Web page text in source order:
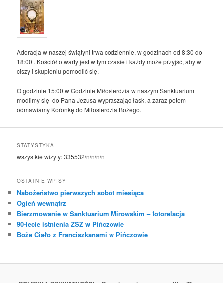
Adoracja w naszej świątyni trwa codziennie, w godzinach od 8:30 do
18:00 . Kościół otwarty jest w tym czasie i każdy może przyjść, aby w
ciszy i skupieniu pomodlić się.
O godzinie 15:00 w Godzinie Miłosierdzia w naszym Sanktuarium
modlimy się do Pana Jezusa wypraszając łask, a zaraz potem
odmawiamy Koronkę do Miłosierdzia Bożego.
STATYSTYKA
wszystkie wizyty:335532\n\n\n\n
OSTATNIE WPISY
Nabożeństwo pierwszych sobót miesiąca
Ogień wewnątrz
Bierzmowanie w Sanktuarium Mirowskim – fotorelacja
90-lecie istnienia ZSZ w Pińczowie
Boże Ciało z Franciszkanami w Pińczowie